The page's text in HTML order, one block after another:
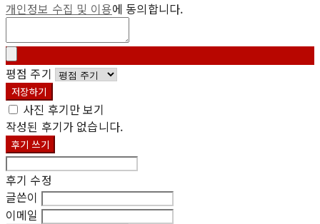
개인정보 수집 및 이용에 동의합니다.
평점 주기
저장하기
사진 후기만 보기
작성된 후기가 없습니다.
후기 쓰기
후기 수정
글쓴이
이메일